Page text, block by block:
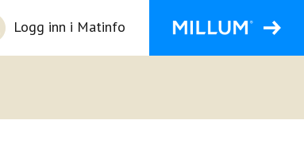
Logg inn i Matinfo